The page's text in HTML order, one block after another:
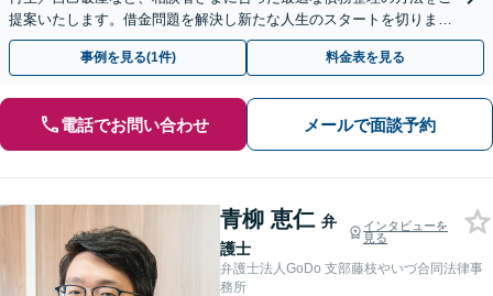
提案いたします。借金問題を解決し新たな人生のスタートを切りまし
ょう【藤枝の老舗事務所】【弁護士3人在籍】
事例を見る(1件) 料金表を見る
電話でお問い合わせ メールで面談予約
青柳 恵仁 弁
護士
インタビューを
見る
弁護士法人GoDo 支部藤枝やいづ合同法律事
務所